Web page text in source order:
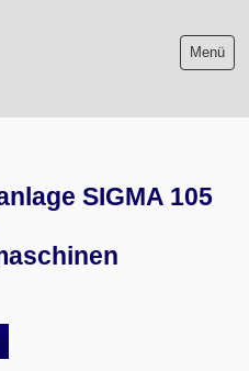
Menü
SIGMA 105